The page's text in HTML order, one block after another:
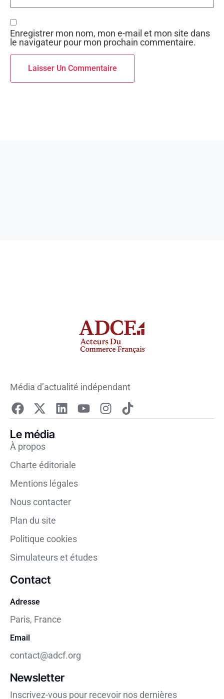
Enregistrer mon nom, mon e-mail et mon site dans
le navigateur pour mon prochain commentaire.
Média d’actualité indépendant
Le média
À propos
Charte éditoriale
Mentions légales
Nous contacter
Plan du site
Politique cookies
Simulateurs et études
Contact
Adresse
Paris, France
Email
contact@adcf.org
Newsletter
Inscrivez-vous pour recevoir nos dernières